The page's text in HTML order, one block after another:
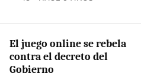
El juego online se rebela
contra el decreto del
Gobierno